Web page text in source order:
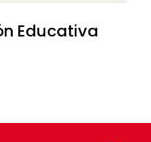
Educativa